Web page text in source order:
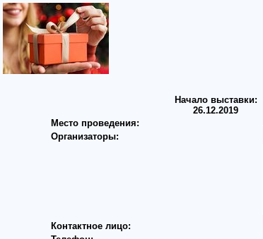
Начало выставки:
26.12.2019
Место проведения:
Организаторы:
Контактное лицо: